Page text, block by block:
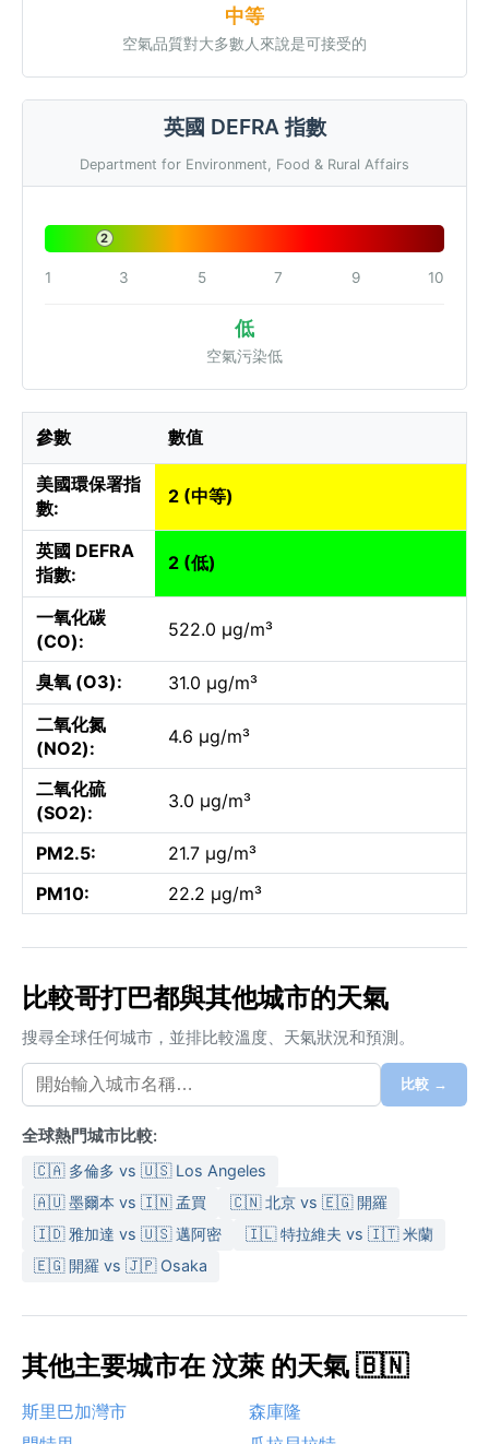
中等
空氣品質對大多數人來說是可接受的
英國 DEFRA 指數
Department for Environment, Food & Rural Affairs
2
1 3 5 7 9 10
低
空氣污染低
參數 數值
美國環保署指
數:
2 (中等)
英國 DEFRA
指數:
2 (低)
一氧化碳
(CO):
522.0 µg/m³
臭氧 (O3):
31.0 µg/m³
二氧化氮
(NO2):
4.6 µg/m³
二氧化硫
(SO2):
3.0 µg/m³
PM2.5:
21.7 µg/m³
PM10:
22.2 µg/m³
比較哥打巴都與其他城市的天氣
搜尋全球任何城市，並排比較溫度、天氣狀況和預測。
比較 →
全球熱門城市比較:
🇨🇦 多倫多 vs 🇺🇸 Los Angeles
🇦🇺 墨爾本 vs 🇮🇳 孟買
🇨🇳 北京 vs 🇪🇬 開羅
🇮🇩 雅加達 vs 🇺🇸 邁阿密
🇮🇱 特拉維夫 vs 🇮🇹 米蘭
🇪🇬 開羅 vs 🇯🇵 Osaka
其他主要城市在 汶萊 的天氣 🇧🇳
斯里巴加灣市
森庫隆